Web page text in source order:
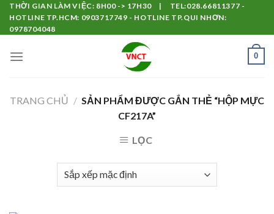
Skip
content
THỜI GIAN LÀM VIỆC: 8H00 -> 17H30 | TEL:028.66811377 -
HOTLINE TP.HCM: 0903717749 - HOTLINE TP.QUI NHƠN:
0978704048
0
TRANG CHỦ / SẢN PHẨM ĐƯỢC GẮN THẺ “HỘP MỰC
CF217A”
LỌC